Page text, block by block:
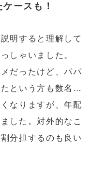
ースも！
明すると理解して
しゃいました。
だったけど、パパ
という方も数名…
なりますが、年配
した。対外的なこ
分担するのも良い